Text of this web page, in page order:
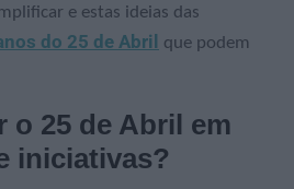
e estas ideias das
do 25 de Abril
que podem
o 25 de Abril em
iniciativas?